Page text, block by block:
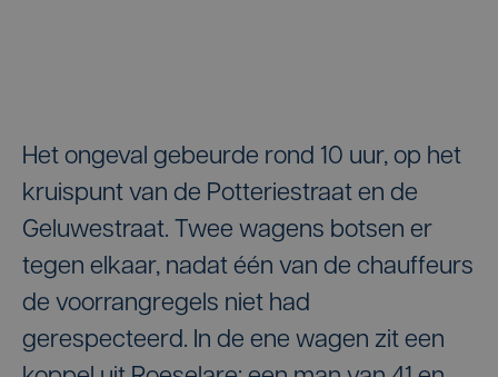
Het ongeval gebeurde rond 10 uur, op het
kruispunt van de Potteriestraat en de
Geluwestraat. Twee wagens botsen er
tegen elkaar, nadat één van de chauffeurs
de voorrangregels niet had
gerespecteerd. In de ene wagen zit een